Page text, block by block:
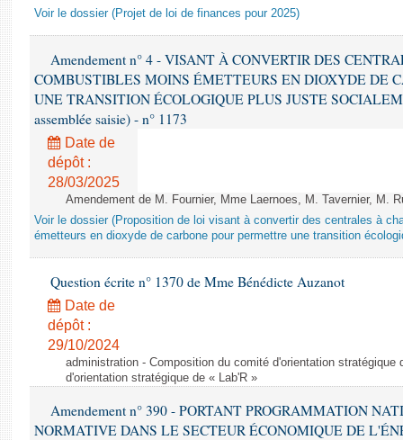
Voir le dossier (Projet de loi de finances pour 2025)
Amendement n° 4 - VISANT À CONVERTIR DES
COMBUSTIBLES MOINS ÉMETTEURS EN DIOXYDE DE
UNE TRANSITION ÉCOLOGIQUE PLUS JUSTE
assemblée saisie) - n° 1173
Date de
dépôt :
28/03/2025
Amendement de M. Fournier, Mme Laernoes, M. Tavernier, M.
Voir le dossier (Proposition de loi visant à convertir des centrales à
émetteurs en dioxyde de carbone pour permettre une transition
Question écrite n° 1370 de Mme Bénédicte Auzanot
Date de
dépôt :
29/10/2024
administration - Composition du comité d'orientation stratégique
d'orientation stratégique de « Lab'R »
Amendement n° 390 - PORTANT PROGRAMMATION
NORMATIVE DANS LE SECTEUR ÉCONOMIQUE DE